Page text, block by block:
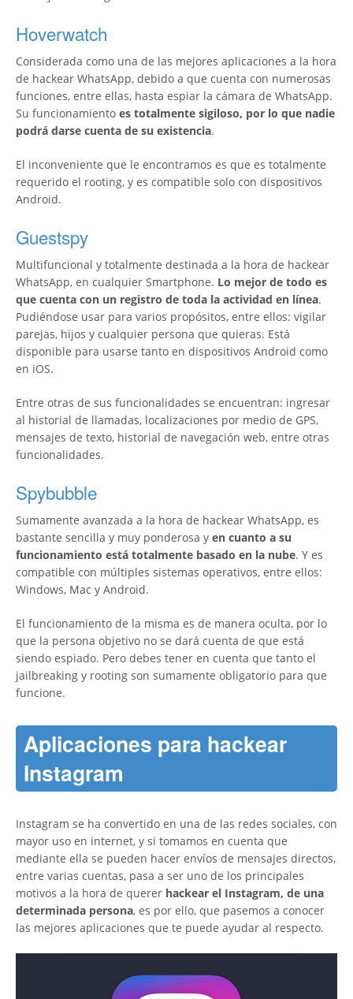
Hoverwatch
Considerada como una de las mejores aplicaciones a la hora
de hackear WhatsApp, debido a que cuenta con numerosas
funciones, entre ellas, hasta espiar la cámara de WhatsApp.
Su funcionamiento es totalmente sigiloso, por lo que nadie
podrá darse cuenta de su existencia.
El inconveniente que le encontramos es que es totalmente
requerido el rooting, y es compatible solo con dispositivos
Android.
Guestspy
Multifuncional y totalmente destinada a la hora de hackear
WhatsApp, en cualquier Smartphone. Lo mejor de todo es
que cuenta con un registro de toda la actividad en línea.
Pudiéndose usar para varios propósitos, entre ellos: vigilar
parejas, hijos y cualquier persona que quieras. Está
disponible para usarse tanto en dispositivos Android como
en iOS.
Entre otras de sus funcionalidades se encuentran: ingresar
al historial de llamadas, localizaciones por medio de GPS,
mensajes de texto, historial de navegación web, entre otras
funcionalidades.
Spybubble
Sumamente avanzada a la hora de hackear WhatsApp, es
bastante sencilla y muy ponderosa y en cuanto a su
funcionamiento está totalmente basado en la nube. Y es
compatible con múltiples sistemas operativos, entre ellos:
Windows, Mac y Android.
El funcionamiento de la misma es de manera oculta, por lo
que la persona objetivo no se dará cuenta de que está
siendo espiado. Pero debes tener en cuenta que tanto el
jailbreaking y rooting son sumamente obligatorio para que
funcione.
Aplicaciones para hackear
Instagram
Instagram se ha convertido en una de las redes sociales, con
mayor uso en internet, y si tomamos en cuenta que
mediante ella se pueden hacer envíos de mensajes directos,
entre varias cuentas, pasa a ser uno de los principales
motivos a la hora de querer hackear el Instagram, de una
determinada persona, es por ello, que pasemos a conocer
las mejores aplicaciones que te puede ayudar al respecto.